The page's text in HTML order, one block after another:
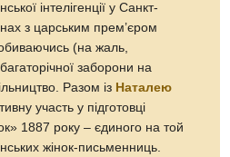
інтелігенції у Санкт-
з царським прем’єром
(на жаль,
заборони на
Разом із Наталею
участь у підготовці
1887 року – єдиного на той
жінок-письменниць.